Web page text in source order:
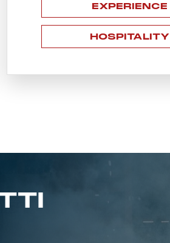
EXPERIENCE
HOSPITALITY